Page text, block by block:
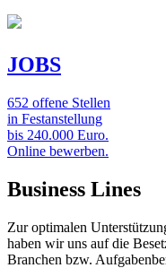
JOBS
652 offene Stellen
in Festanstellung
bis 240.000 Euro.
Online bewerben.
Business Lines
Zur optimalen
haben wir uns auf die
Branchen bzw.